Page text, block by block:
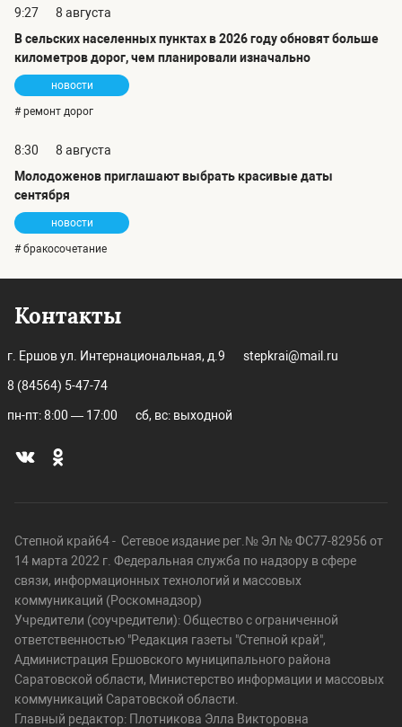
9:27
8 августа
В сельских населенных пунктах в 2026 году обновят больше
километров дорог, чем планировали изначально
новости
# ремонт дорог
8:30
8 августа
Молодоженов приглашают выбрать красивые даты
сентября
новости
# бракосочетание
Контакты
г. Ершов ул. Интернациональная, д.9 stepkrai@mail.ru
8 (84564) 5-47-74
пн-пт: 8:00 — 17:00 сб, вс: выходной
Степной край64 - Сетевое издание рег.№ Эл № ФС77-82956 от
14 марта 2022 г. Федеральная служба по надзору в сфере
связи, информационных технологий и массовых
коммуникаций (Роскомнадзор)
Учредители (соучредители): Общество с ограниченной
ответственностью "Редакция газеты "Степной край",
Администрация Ершовского муниципального района
Саратовской области, Министерство информации и массовых
коммуникаций Саратовской области.
Главный редактор: Плотникова Элла Викторовна